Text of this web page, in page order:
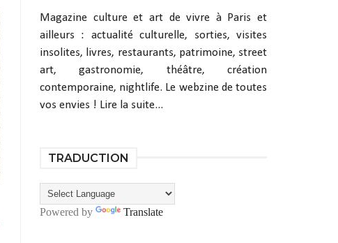
Magazine culture et art de vivre à Paris et
ailleurs : actualité culturelle, sorties, visites
insolites, livres, restaurants, patrimoine, street
art, gastronomie, théâtre, création
contemporaine, nightlife. Le webzine de toutes
vos envies ! Lire la suite...
TRADUCTION
Powered by Translate